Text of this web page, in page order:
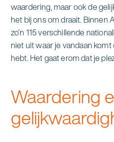
Werken bij Asito
Offerte aanvragen
waardering, maar ook de
het bij ons om draait.
zo’n 115 verschillende
niet uit waar je vandaan
hebt. Het gaat erom dat je
Waardering